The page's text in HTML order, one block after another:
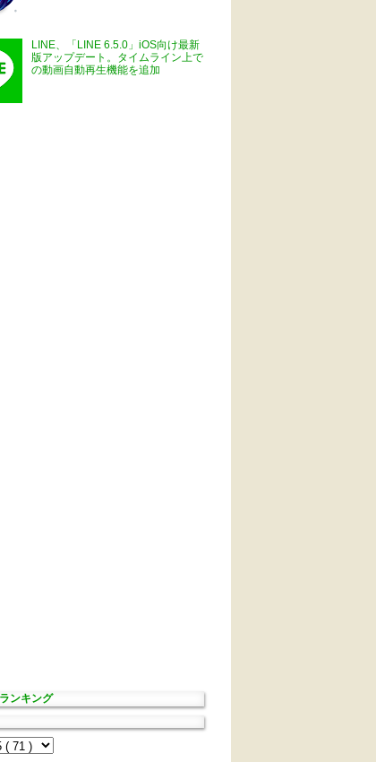
LINE、「LINE 6.5.0」iOS向け最新
版アップデート。タイムライン上で
の動画自動再生機能を追加
ンキング